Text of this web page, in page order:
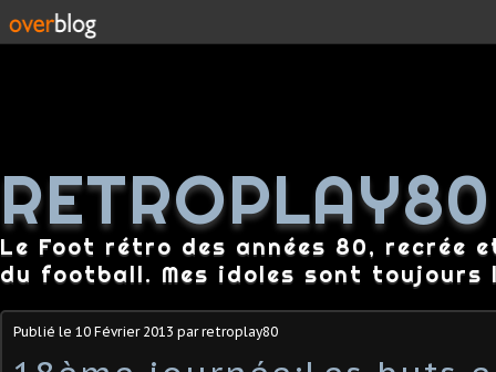
RETROPLAY80
Le Foot rétro des années 80, recrée
du football. Mes idoles sont toujours
Publié le 10 Février 2013 par retroplay80